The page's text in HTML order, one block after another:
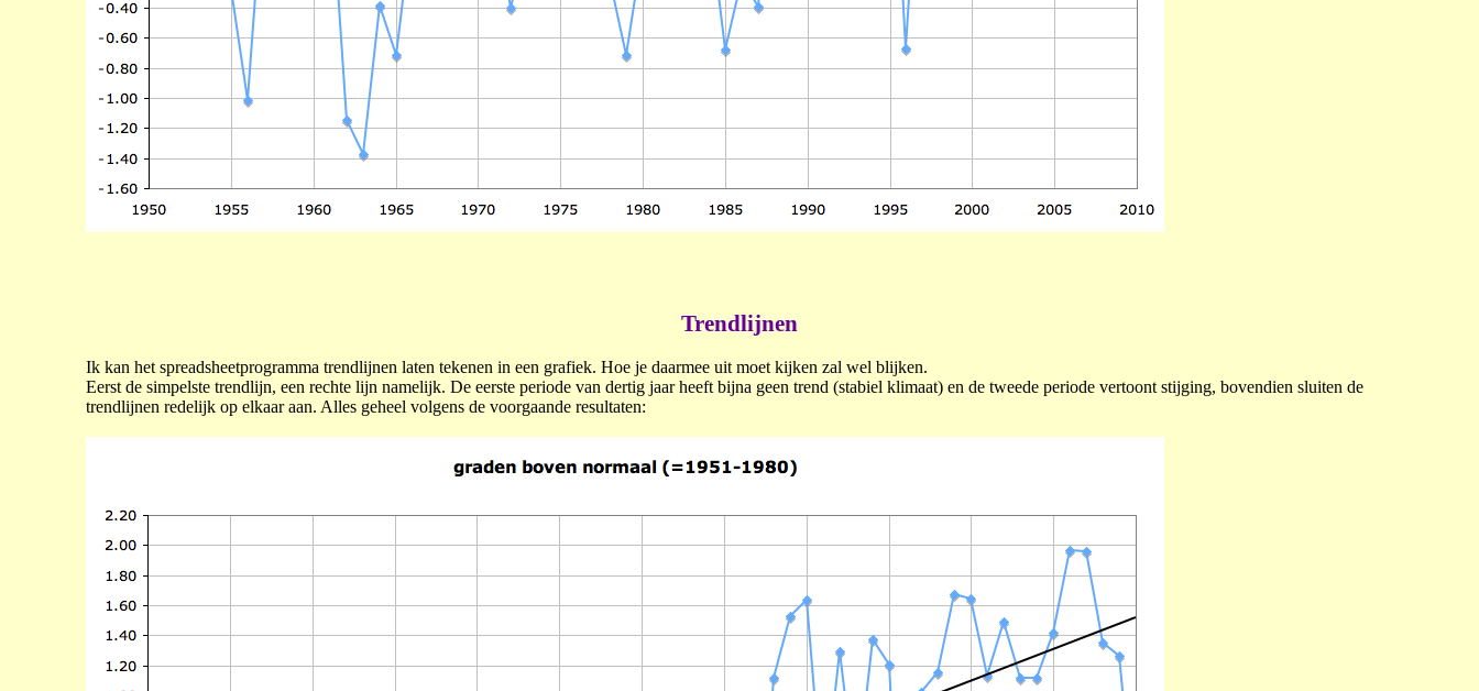
Trendlijnen
Ik kan het spreadsheetprogramma trendlijnen laten tekenen in een grafiek. Hoe je daarmee uit moet kijken zal wel blijken.
Eerst de simpelste trendlijn, een rechte lijn namelijk. De eerste periode van dertig jaar heeft bijna geen trend (stabiel klimaat) en de tweede periode vertoont stijging, bovendien sluiten de
trendlijnen redelijk op elkaar aan. Alles geheel volgens de voorgaande resultaten: